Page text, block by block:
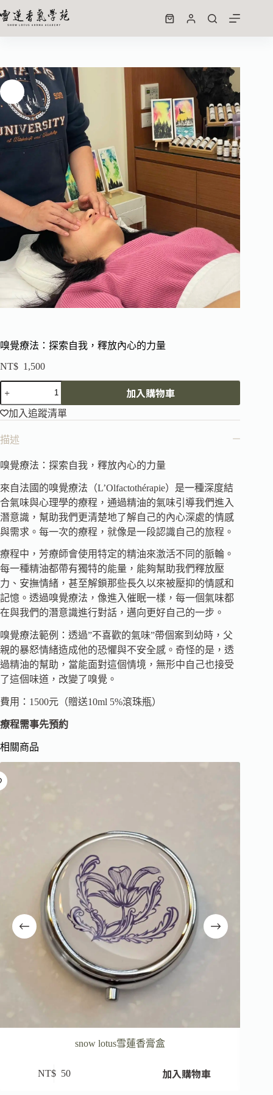
嗅覺療法：探索自我，釋放內心的力量
NT$ 1,500
加入購物車
加入追蹤清單
描述
嗅覺療法：探索自我，釋放內心的力量
來自法國的嗅覺療法（L’Olfactothérapie）是一種深度結
合氣味與心理學的療程，通過精油的氣味引導我們進入
潛意識，幫助我們更清楚地了解自己的內心深處的情感
與需求。每一次的療程，就像是一段認識自己的旅程。
療程中，芳療師會使用特定的精油來激活不同的脈輪。
每一種精油都帶有獨特的能量，能夠幫助我們釋放壓
力、安撫情緒，甚至解鎖那些長久以來被壓抑的情感和
記憶。透過嗅覺療法，像進入催眠一樣，每一個氣味都
在與我們的潛意識進行對話，邁向更好自己的一步。
嗅覺療法範例：透過”不喜歡的氣味”帶個案到幼時，父
親的暴怒情緒造成他的恐懼與不安全感。奇怪的是，透
過精油的幫助，當能面對這個情境，無形中自己也接受
了這個味道，改變了嗅覺。
費用：1500元（贈送10ml 5%滾珠瓶）
療程需事先預約
相關商品
snow lotus雪蓮香膏盒
NT$ 50 加入購物車